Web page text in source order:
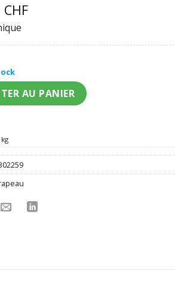
CHF
Bretagne 150 x 90 cm
AU PANIER